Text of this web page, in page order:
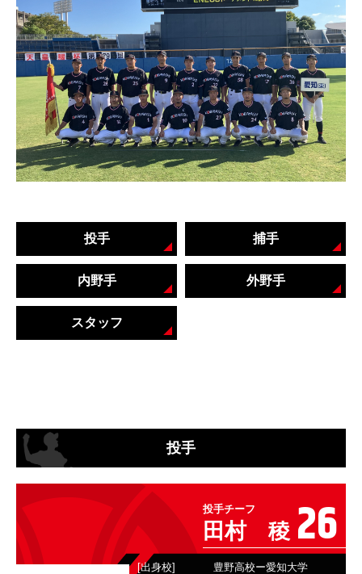
投手 捕手
内野手 外野手
スタッフ
投手
投手チーフ
田村 稜 26
[出身校]
豊野高校ー愛知大学